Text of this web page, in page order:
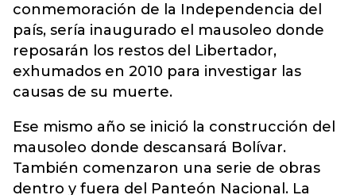
conmemoración de la Independencia del
país, sería inaugurado el mausoleo donde
reposarán los restos del Libertador,
exhumados en 2010 para investigar las
causas de su muerte.
Ese mismo año se inició la construcción del
mausoleo donde descansará Bolívar.
También comenzaron una serie de obras
dentro y fuera del Panteón Nacional. La